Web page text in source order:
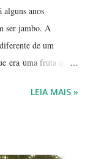
alguns anos
ser jambo. A
de um
era uma fruta que
de um jambo,
LEIA MAIS »